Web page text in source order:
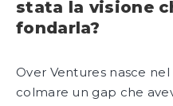
stata la visione
fondarla?
Over Ventures nasce
colmare un gap che